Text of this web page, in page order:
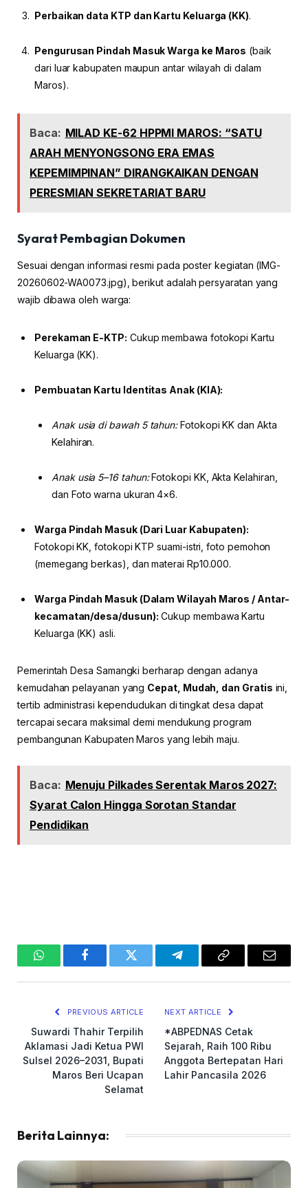
Perbaikan data KTP dan Kartu Keluarga (KK).
Pengurusan Pindah Masuk Warga ke Maros (baik
dari luar kabupaten maupun antar wilayah di dalam
Maros).
Baca: MILAD KE-62 HPPMI MAROS: “SATU
ARAH MENYONGSONG ERA EMAS
KEPEMIMPINAN” DIRANGKAIKAN DENGAN
PERESMIAN SEKRETARIAT BARU
Syarat Pembagian Dokumen
Sesuai dengan informasi resmi pada poster kegiatan (IMG-
20260602-WA0073.jpg), berikut adalah persyaratan yang
wajib dibawa oleh warga:
Perekaman E-KTP: Cukup membawa fotokopi Kartu
Keluarga (KK).
Pembuatan Kartu Identitas Anak (KIA):
Anak usia di bawah 5 tahun:Fotokopi KK dan Akta
Kelahiran.
Anak usia 5–16 tahun:Fotokopi KK, Akta Kelahiran,
dan Foto warna ukuran 4×6.
Warga Pindah Masuk (Dari Luar Kabupaten):
Fotokopi KK, fotokopi KTP suami-istri, foto pemohon
(memegang berkas), dan materai Rp10.000.
Warga Pindah Masuk (Dalam Wilayah Maros / Antar-
kecamatan/desa/dusun): Cukup membawa Kartu
Keluarga (KK) asli.
Pemerintah Desa Samangki berharap dengan adanya
kemudahan pelayanan yang Cepat, Mudah, dan Gratis ini,
tertib administrasi kependudukan di tingkat desa dapat
tercapai secara maksimal demi mendukung program
pembangunan Kabupaten Maros yang lebih maju.
Baca: Menuju Pilkades Serentak Maros 2027:
Syarat Calon Hingga Sorotan Standar
Pendidikan
WhatsAppFacebookTwitter TelegramCopy
Email
PREVIOUS ARTICLE
Suwardi Thahir Terpilih
Aklamasi Jadi Ketua PWI
Sulsel 2026–2031, Bupati
Maros Beri Ucapan
Selamat
NEXT ARTICLE
*ABPEDNAS Cetak
Sejarah, Raih 100 Ribu
Anggota Bertepatan Hari
Lahir Pancasila 2026
Berita Lainnya: